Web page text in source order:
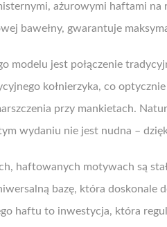
ażurowymi haftami
bawełny, gwarantuje
modelu jest połączenie
kołnierzyka, co
przy mankietach.
wydaniu nie jest nudna –
haftowanych motywach są
bazę, która doskonale
haftu to inwestycja, która